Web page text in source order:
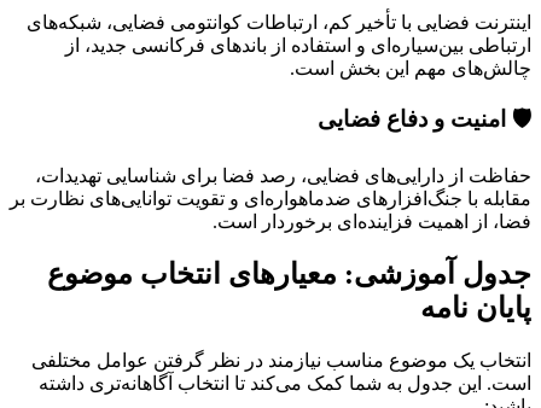
اینترنت فضایی با تأخیر کم، ارتباطات کوانتومی فضایی، شبکه‌های
ارتباطی بین‌سیاره‌ای و استفاده از باندهای فرکانسی جدید، از
چالش‌های مهم این بخش است.
🛡️ امنیت و دفاع فضایی
حفاظت از دارایی‌های فضایی، رصد فضا برای شناسایی تهدیدات،
مقابله با جنگ‌افزارهای ضدماهواره‌ای و تقویت توانایی‌های نظارت بر
فضا، از اهمیت فزاینده‌ای برخوردار است.
جدول آموزشی: معیارهای انتخاب موضوع
پایان نامه
انتخاب یک موضوع مناسب نیازمند در نظر گرفتن عوامل مختلفی
است. این جدول به شما کمک می‌کند تا انتخاب آگاهانه‌تری داشته